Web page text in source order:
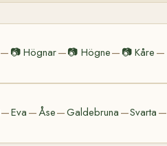
— 📷Högnar—📷 Högne— 📷Kåre —
—Eva —Åse—Galdebruna —Svarta —